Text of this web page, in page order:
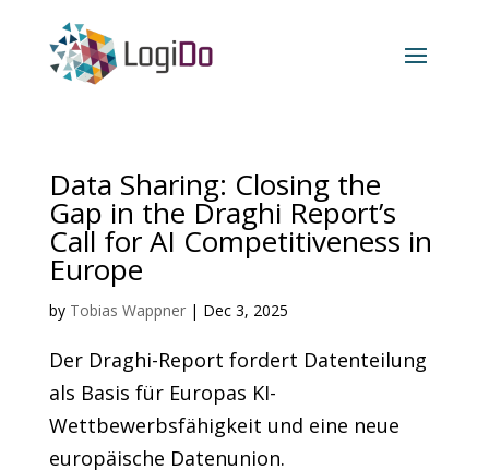
Data Sharing: Closing the
Gap in the Draghi Report’s
Call for AI Competitiveness in
Europe
by Tobias Wappner| Dec 3, 2025
Der Draghi-Report fordert Datenteilung
als Basis für Europas KI-
Wettbewerbsfähigkeit und eine neue
europäische Datenunion.